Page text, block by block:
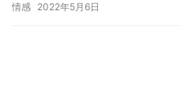
们…
情感 2022年5月6日